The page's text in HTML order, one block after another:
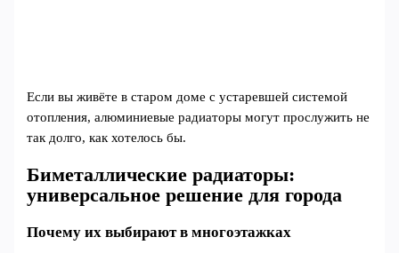
Если вы живёте в старом доме с устаревшей системой
отопления, алюминиевые радиаторы могут прослужить не
так долго, как хотелось бы.
Биметаллические радиаторы:
универсальное решение для города
Почему их выбирают в многоэтажках